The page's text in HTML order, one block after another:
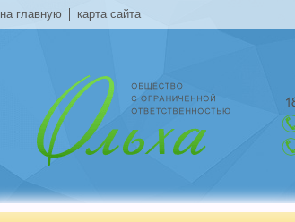
на главную карта сайта